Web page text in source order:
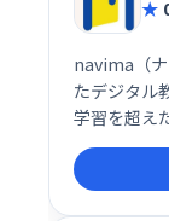
navima（
たデジタル
学習を超え
し、生徒
ます。家庭
として、